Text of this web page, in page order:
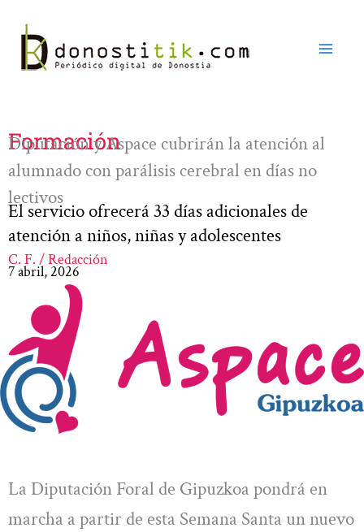
contenido
Formación
Diputación y Aspace cubrirán la atención al
alumnado con parálisis cerebral en días no
lectivos
El servicio ofrecerá 33 días adicionales de
atención a niños, niñas y adolescentes
C. F. / Redacción
7 abril, 2026
La Diputación Foral de Gipuzkoa pondrá en
marcha a partir de esta Semana Santa un nuevo